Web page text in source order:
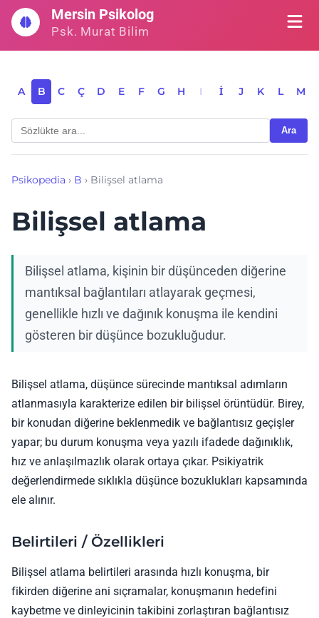
İçeriğe
geç
Mersin Psikolog
Psk. Murat Bilim
A B C Ç D E F G H I İ J K L M
Ara
Psikopedia › B › Bilişsel atlama
Bilişsel atlama
Bilişsel atlama, kişinin bir düşünceden diğerine
mantıksal bağlantıları atlayarak geçmesi,
genellikle hızlı ve dağınık konuşma ile kendini
gösteren bir düşünce bozukluğudur.
Bilişsel atlama, düşünce sürecinde mantıksal adımların
atlanmasıyla karakterize edilen bir bilişsel örüntüdür. Birey,
bir konudan diğerine beklenmedik ve bağlantısız geçişler
yapar; bu durum konuşma veya yazılı ifadede dağınıklık,
hız ve anlaşılmazlık olarak ortaya çıkar. Psikiyatrik
değerlendirmede sıklıkla düşünce bozuklukları kapsamında
ele alınır.
Belirtileri / Özellikleri
Bilişsel atlama belirtileri arasında hızlı konuşma, bir
fikirden diğerine ani sıçramalar, konuşmanın hedefini
kaybetme ve dinleyicinin takibini zorlaştıran bağlantısız